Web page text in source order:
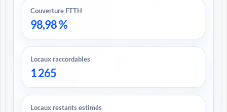
Couverture FTTH
98,98 %
Locaux raccordables
1 265
Locaux restants estimés